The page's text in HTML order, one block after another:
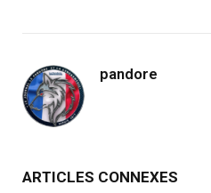
pandore
ARTICLES CONNEXES